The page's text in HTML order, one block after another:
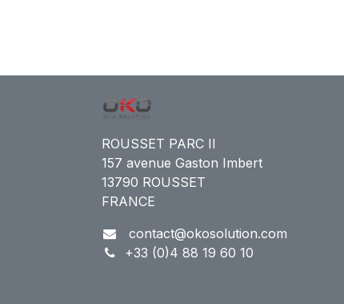
ROUSSET PARC II
157 avenue Gaston Imbert
13790 ROUSSET
FRANCE
contact@okosolution.com
+33 (0)4 88 19 60 10